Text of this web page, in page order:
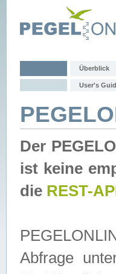
Überblick
User's
Der
ist keine
die REST-
Abfrage